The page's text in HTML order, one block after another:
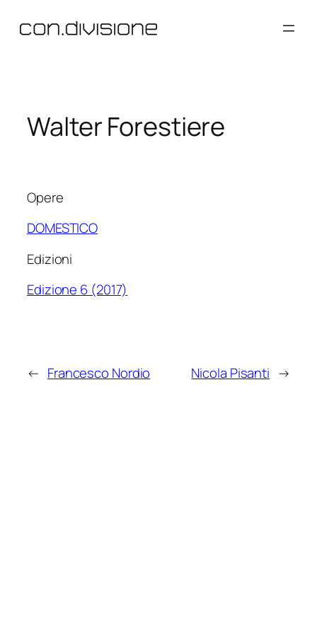
Walter Forestiere
Opere
DOMESTICO
Edizioni
Edizione 6 (2017)
← Francesco Nordio Nicola Pisanti →